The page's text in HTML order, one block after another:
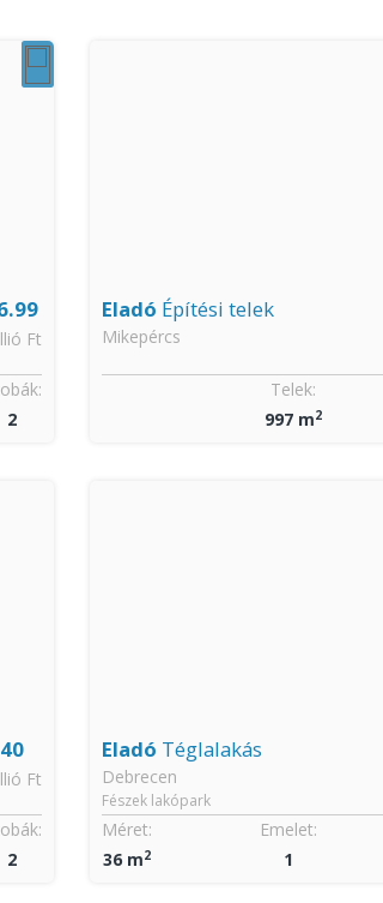
Ft
2
40
Ft
2
Eladó Építési telek
Mikepércs
Telek:
997 m2
Eladó Téglalakás
Debrecen
Fészek lakópark
Méret:
36 m2
Emelet:
1